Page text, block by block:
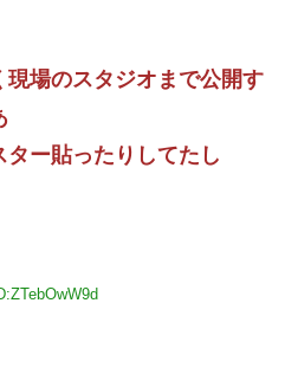
場のスタジオまで公開す
ー貼ったりしてたし